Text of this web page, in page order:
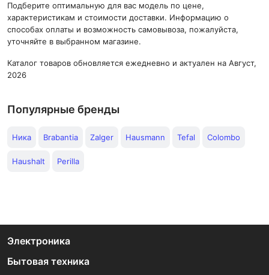
Подберите оптимальную для вас модель по цене,
характеристикам и стоимости доставки. Информацию о
способах оплаты и возможность самовывоза, пожалуйста,
уточняйте в выбранном магазине.
Каталог товаров обновляется ежедневно и актуален на Август,
2026
Популярные бренды
Ника Brabantia Zalger Hausmann Tefal Colombo
Haushalt Perilla
Электроника
Бытовая техника